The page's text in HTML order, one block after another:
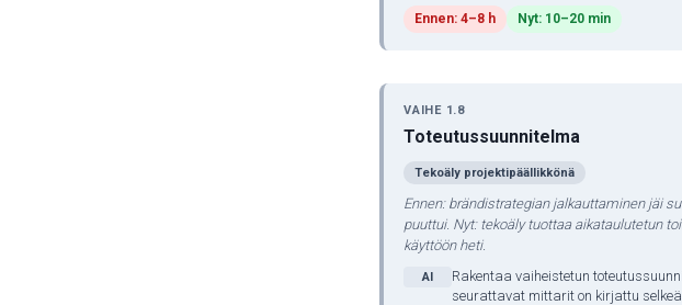
Ennen: 4–8 h Nyt: 10–20 min
VAIHE 1.8
Toteutussuunnitelma
Tekoäly projektipäällikkönä
Ennen: brändistrategian jalkauttaminen jäi
puuttui. Nyt: tekoäly tuottaa aikataulutetun
käyttöön heti.
AI
Rakentaa vaiheistetun
seurattavat mittarit on kirjattu